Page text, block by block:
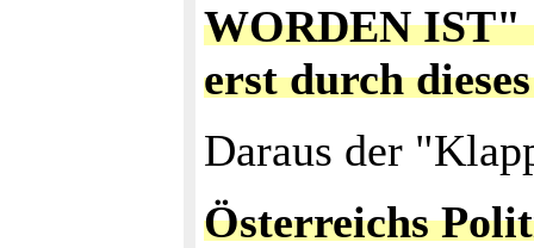
WORDEN
erst durch
Daraus der
Österreichs